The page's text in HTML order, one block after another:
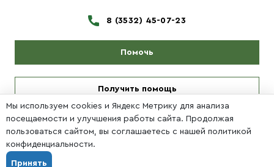
8 (3532) 45-07-23
Помочь
Получить помощь
Политика конфиденциальности
Мы используем cookies и Яндекс Метрику для анализа
посещаемости и улучшения работы сайта. Продолжая
пользоваться сайтом, вы соглашаетесь с нашей политикой
конфиденциальности.
Принять